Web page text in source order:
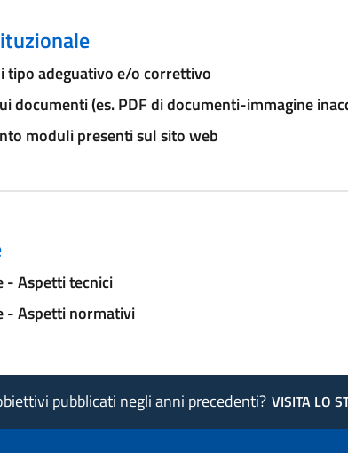
tipo adeguativo e/o correttivo
documenti (es. PDF di documenti-immagine
moduli presenti sul sito web
- Aspetti tecnici
- Aspetti normativi
pubblicati negli anni precedenti? VISITA LO